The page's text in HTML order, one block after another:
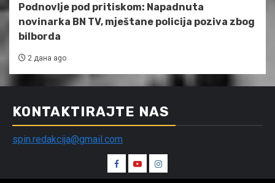
Podnovlje pod pritiskom: Napadnuta
novinarka BN TV, mještane policija poziva zbog
bilborda
2 дана ago
KONTAKTIRAJTE NAS
spin.redakcija@gmail.com
Spin
Facebook
Spin
Youtube
Spin
Instagram